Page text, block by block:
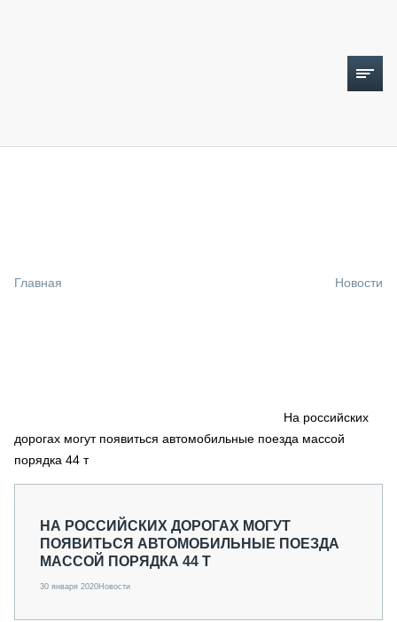
СПЕЦПРОЕКТЫ
МЕРОПРИЯТИЯ
СТАТЬИ ПО КАТЕГОРИЯМ ТЕХНИКИ
Главная Новости
На российских
дорогах могут появиться автомобильные поезда массой
порядка 44 т
НА РОССИЙСКИХ ДОРОГАХ МОГУТ
ПОЯВИТЬСЯ АВТОМОБИЛЬНЫЕ ПОЕЗДА
МАССОЙ ПОРЯДКА 44 Т
30 января 2020Новости